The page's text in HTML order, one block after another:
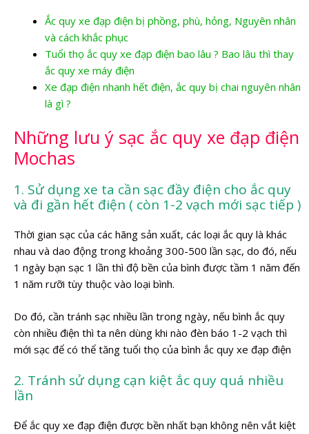
Ắc quy xe đạp điện bị phồng, phù, hỏng, Nguyên nhân
và cách khắc phục
Tuổi thọ ắc quy xe đạp điện bao lâu ? Bao lâu thì thay
ắc quy xe máy điện
Xe đạp điện nhanh hết điện, ắc quy bị chai nguyên nhân
là gì ?
Những lưu ý sạc ắc quy xe đạp điện
Mochas
1. Sử dụng xe ta cần sạc đầy điện cho ắc quy
và đi gần hết điện ( còn 1-2 vạch mới sạc tiếp )
Thời gian sạc của các hãng sản xuất, các loại ắc quy là khác
nhau và dao động trong khoảng 300-500 lần sạc, do đó, nếu
1 ngày bạn sạc 1 lần thì độ bền của bình được tầm 1 năm đến
1 năm rưỡi tùy thuộc vào loại bình.
Do đó, cần tránh sạc nhiều lần trong ngày, nếu bình ắc quy
còn nhiều điện thì ta nên dùng khi nào đèn báo 1-2 vạch thì
mới sạc để có thể tăng tuổi thọ của bình ắc quy xe đạp điện
2. Tránh sử dụng cạn kiệt ắc quy quá nhiều
lần
Để ắc quy xe đạp điện được bền nhất bạn không nên vắt kiệt